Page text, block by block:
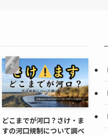
どこまでが河口？さけ・ま
すの河口規制について調べ